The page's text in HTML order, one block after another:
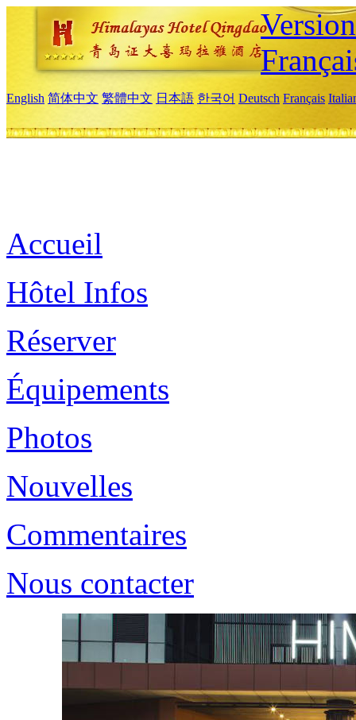
English 简体中文 繁體中文 日本語 한국어 Deutsch Français
Accueil
Hôtel Infos
Réserver
Équipements
Photos
Nouvelles
Commentaires
Nous contacter